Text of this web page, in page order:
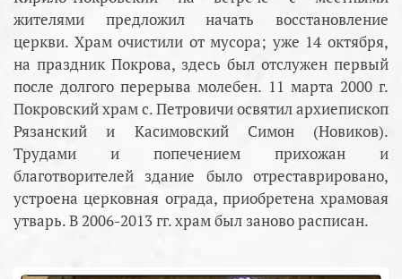
жителями предложил начать восстановление
церкви. Храм очистили от мусора; уже 14 октября,
на праздник Покрова, здесь был отслужен первый
после долгого перерыва молебен. 11 марта 2000 г.
Покровский храм с. Петровичи освятил архиепископ
Рязанский и Касимовский Симон (Новиков).
Трудами и попечением прихожан и
благотворителей здание было отреставрировано,
устроена церковная ограда, приобретена храмовая
утварь. В 2006-2013 гг. храм был заново расписан.